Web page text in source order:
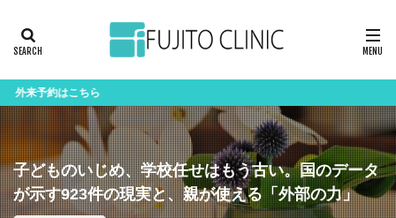
はこちら
子どものいじめ、学校任せはもう古い。国のデータ
が示す923件の現実と、親が使える「外部の力」